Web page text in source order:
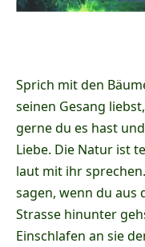
Sprich mit den
seinen Gesang
gerne du es hast
Liebe. Die Natur ist
laut mit ihr
sagen, wenn du aus
Strasse hinunter
Einschlafen an sie